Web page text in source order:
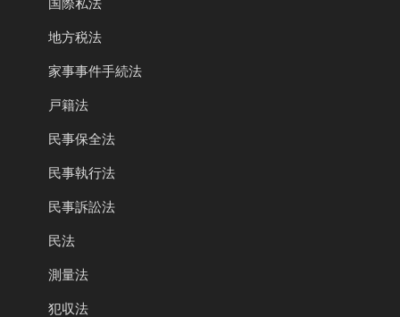
地方税法
家事事件手続法
戸籍法
民事保全法
民事執行法
民事訴訟法
民法
測量法
犯収法